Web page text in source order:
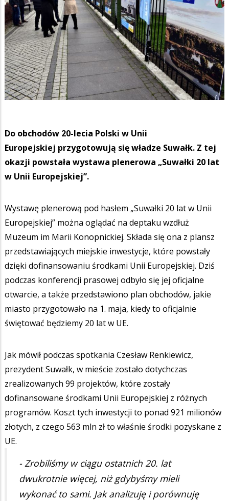
Do obchodów 20-lecia Polski w Unii
Europejskiej przygotowują się władze Suwałk. Z tej
okazji powstała wystawa plenerowa „Suwałki 20 lat
w Unii Europejskiej”.
Wystawę plenerową pod hasłem „Suwałki 20 lat w Unii
Europejskiej” można oglądać na deptaku wzdłuż
Muzeum im Marii Konopnickiej. Składa się ona z plansz
przedstawiających miejskie inwestycje, które powstały
dzięki dofinansowaniu środkami Unii Europejskiej. Dziś
podczas konferencji prasowej odbyło się jej oficjalne
otwarcie, a także przedstawiono plan obchodów, jakie
miasto przygotowało na 1. maja, kiedy to oficjalnie
świętować będziemy 20 lat w UE.
Jak mówił podczas spotkania Czesław Renkiewicz,
prezydent Suwałk, w mieście zostało dotychczas
zrealizowanych 99 projektów, które zostały
dofinansowane środkami Unii Europejskiej z różnych
programów. Koszt tych inwestycji to ponad 921 milionów
złotych, z czego 563 mln zł to właśnie środki pozyskane z
UE.
- Zrobiliśmy w ciągu ostatnich 20. lat
dwukrotnie więcej, niż gdybyśmy mieli
wykonać to sami. Jak analizuję i porównuję